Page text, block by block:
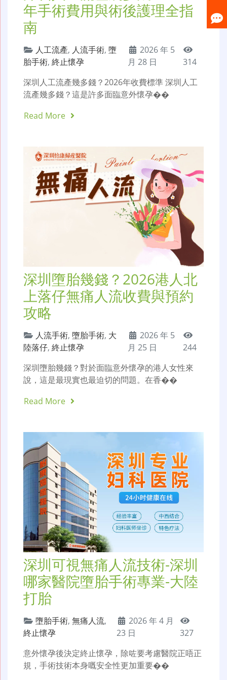
年手術費用與術後護理全指
南
人工流產, 人流手術, 墮
胎手術, 終止懷孕
2026 年 5
月 28 日
314
深圳人工流產幾多錢？2026年收費標準 深圳人工
流產幾多錢？這是許多面臨意外懷孕��
Read More
深圳墮胎幾錢？2026港人北
上落仔無痛人流收費與預約
攻略
人流手術, 墮胎手術, 大
陸落仔, 終止懷孕
2026 年 5
月 25 日
244
深圳墮胎幾錢？對於面臨意外懷孕的港人女性來
說，這是最現實也最迫切的問題。在香��
Read More
深圳可視無痛人流技術-深圳
哪家醫院墮胎手術專業-大陸
打胎
墮胎手術, 無痛人流,
終止懷孕
2026 年 4 月
23 日
327
意外懷孕後決定終止懷孕，除咗要考慮醫院正唔正
規，手術技術本身嘅安全性更加重要��